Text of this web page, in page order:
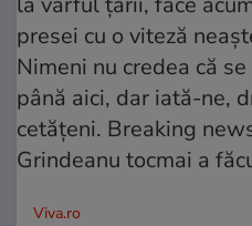
Viva.ro